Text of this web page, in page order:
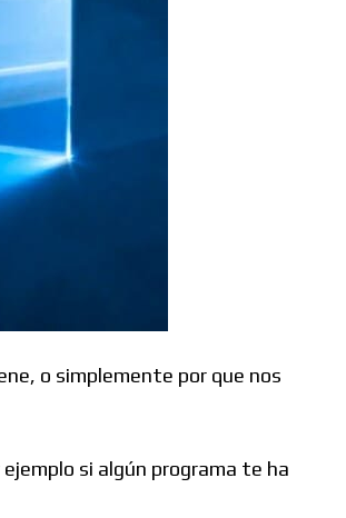
o simplemente por que nos
si algún programa te ha